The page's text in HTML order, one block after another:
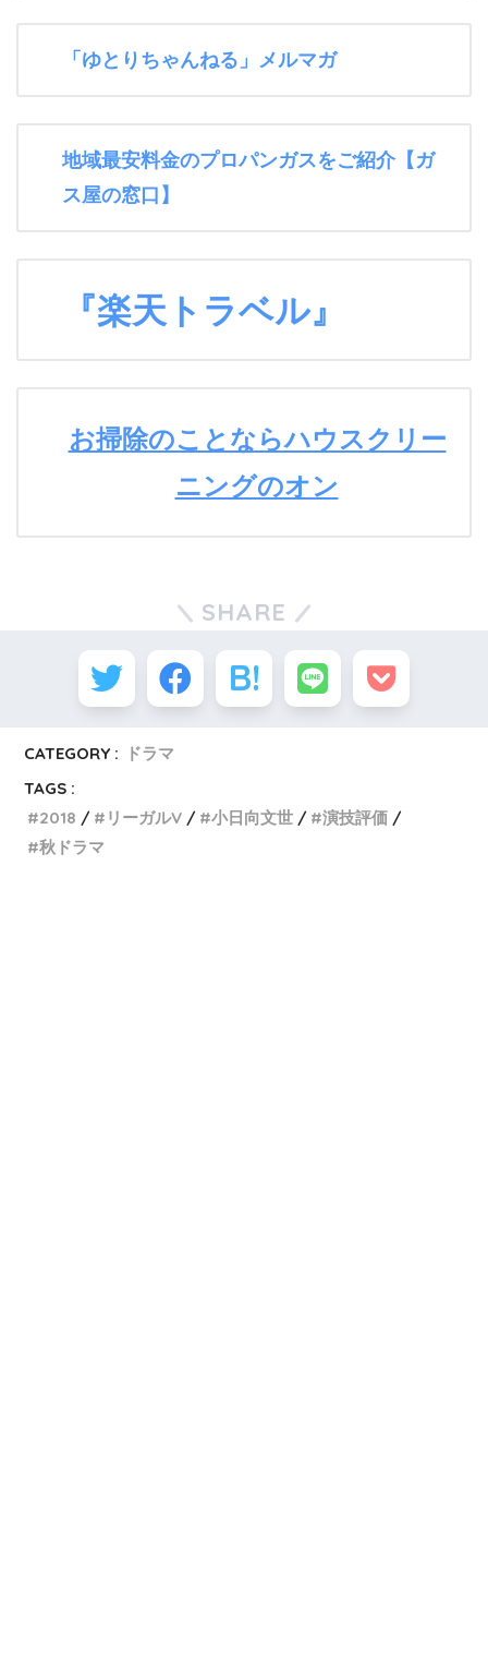
「ゆとりちゃんねる」メルマガ
地域最安料金のプロパンガスをご紹介【ガ
ス屋の窓口】
『楽天トラベル』
お掃除のことならハウスクリー
ニングのオン
SHARE
CATEGORY :
ドラマ
TAGS :
2018
リーガルV 小日向文世
演技評価
秋ドラマ